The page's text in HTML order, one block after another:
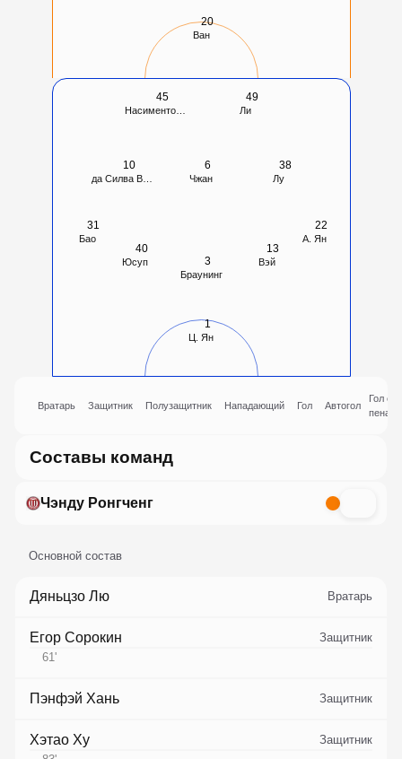
20
Ван
6
Чжан
45
10 38
Лу
1
Ц. Ян
3
Браунинг
13
Вэй
40
Юсуп
31
Бао
22
А. Ян
49
Ли
Вратарь Защитник Полузащитник Нападающий Гол Автогол
Гол с
Составы команд
Чэнду Ронгченг
Основной состав
Дяньцзо Лю Вратарь
Егор Сорокин
Защитник
61'
Пэнфэй Хань Защитник
Хэтао Ху
Защитник